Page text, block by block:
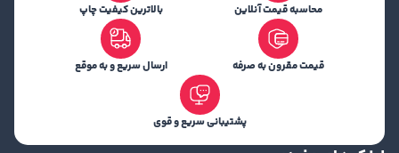
محاسبه قیمت آنلاین بالاترین کیفیت چاپ
قیمت مقرون به صرفه ارسال سریع و به موقع
پشتیبانی سریع و قوی